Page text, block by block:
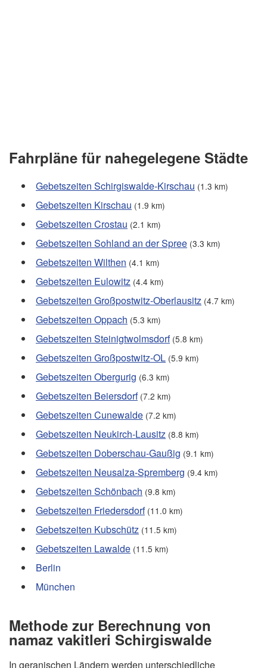
Fahrpläne für nahegelegene Städte
Gebetszeiten Schirgiswalde-Kirschau (1.3 km)
Gebetszeiten Kirschau (1.9 km)
Gebetszeiten Crostau (2.1 km)
Gebetszeiten Sohland an der Spree (3.3 km)
Gebetszeiten Wilthen (4.1 km)
Gebetszeiten Eulowitz (4.4 km)
Gebetszeiten Großpostwitz-Oberlausitz (4.7 km)
Gebetszeiten Oppach (5.3 km)
Gebetszeiten Steinigtwolmsdorf (5.8 km)
Gebetszeiten Großpostwitz-OL (5.9 km)
Gebetszeiten Obergurig (6.3 km)
Gebetszeiten Beiersdorf (7.2 km)
Gebetszeiten Cunewalde (7.2 km)
Gebetszeiten Neukirch-Lausitz (8.8 km)
Gebetszeiten Doberschau-Gaußig (9.1 km)
Gebetszeiten Neusalza-Spremberg (9.4 km)
Gebetszeiten Schönbach (9.8 km)
Gebetszeiten Friedersdorf (11.0 km)
Gebetszeiten Kubschütz (11.5 km)
Gebetszeiten Lawalde (11.5 km)
Berlin
München
Methode zur Berechnung von
namaz vakitleri Schirgiswalde
In geranischen Ländern werden unterschiedliche